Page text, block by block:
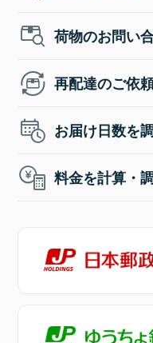
荷物のお問い
再配達のご依
お届け日数を
料金を計算・